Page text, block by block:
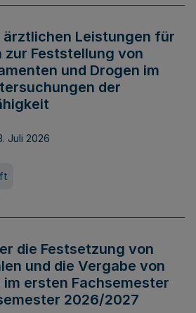
Leistungen für
zur Feststellung von
und Drogen im
der
Juli 2026
die Festsetzung von
und die Vergabe von
ersten Fachsemester
2026/2027